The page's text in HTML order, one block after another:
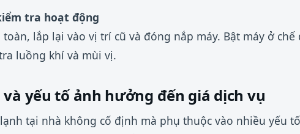
tra hoạt động
lắp lại vào vị trí cũ và đóng nắp máy. Bật máy ở
luồng khí và mùi vị.
và yếu tố ảnh hưởng đến giá dịch vụ
tại nhà không cố định mà phụ thuộc vào nhiều yếu